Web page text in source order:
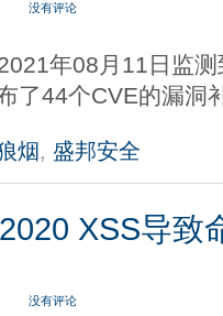
没有评论
年08月11日监
了44个CVE的漏洞
烟, 盛邦安全
XSS导致
没有评论